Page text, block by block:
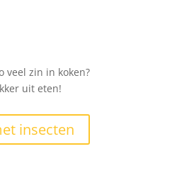
veel zin in koken?
uit eten!
insecten